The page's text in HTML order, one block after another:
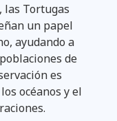
las Tortugas
un papel
ayudando a
de
es
océanos y el